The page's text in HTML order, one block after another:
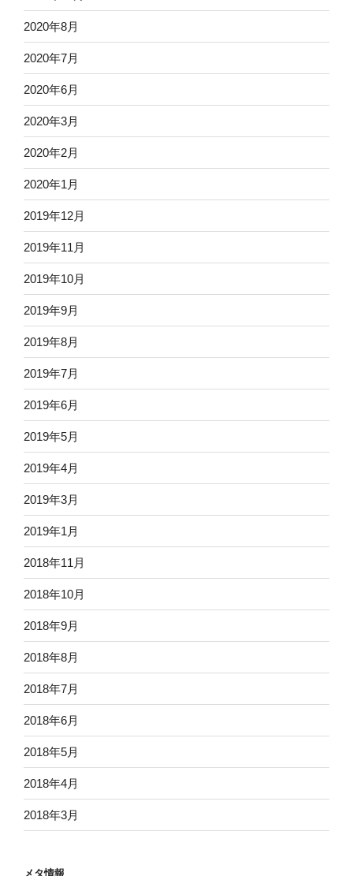
2020年8月
2020年7月
2020年6月
2020年3月
2020年2月
2020年1月
2019年12月
2019年11月
2019年10月
2019年9月
2019年8月
2019年7月
2019年6月
2019年5月
2019年4月
2019年3月
2019年1月
2018年11月
2018年10月
2018年9月
2018年8月
2018年7月
2018年6月
2018年5月
2018年4月
2018年3月
メタ情報